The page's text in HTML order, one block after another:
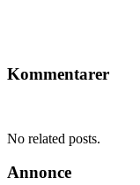
Kommentarer
No related posts.
Annonce